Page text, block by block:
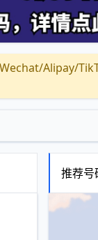
Alipay/
推荐号